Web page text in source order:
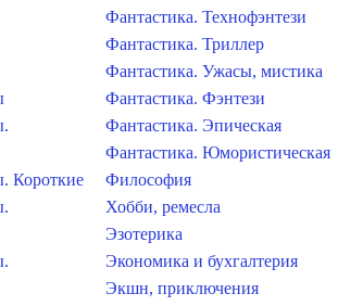
Короткие
Фантастика. Технофэнтези
Фантастика. Триллер
Фантастика. Ужасы, мистика
Фантастика. Фэнтези
Фантастика. Эпическая
Фантастика. Юмористическая
Философия
Хобби, ремесла
Эзотерика
Экономика и бухгалтерия
Экшн, приключения